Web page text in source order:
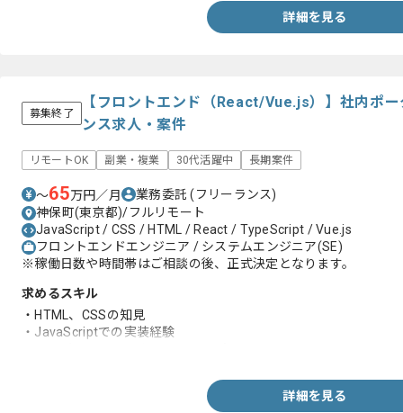
詳細を見る
募集終了
【フロントエンド（React/Vue.js）】社内ポ
ンス求人・案件
リモートOK 副業・複業 30代活躍中 長期案件
〜65万円／月 業務委託(フリーランス)
神保町(東京都)/フルリモート
JavaScript / CSS / HTML / React / TypeScript / Vue.js
フロントエンドエンジニア / システムエンジニア(SE)
※稼働日数や時間帯はご相談の後、正式決定となります。
求めるスキル
・HTML、CSSの知見
・JavaScriptでの実装経験
詳細を見る